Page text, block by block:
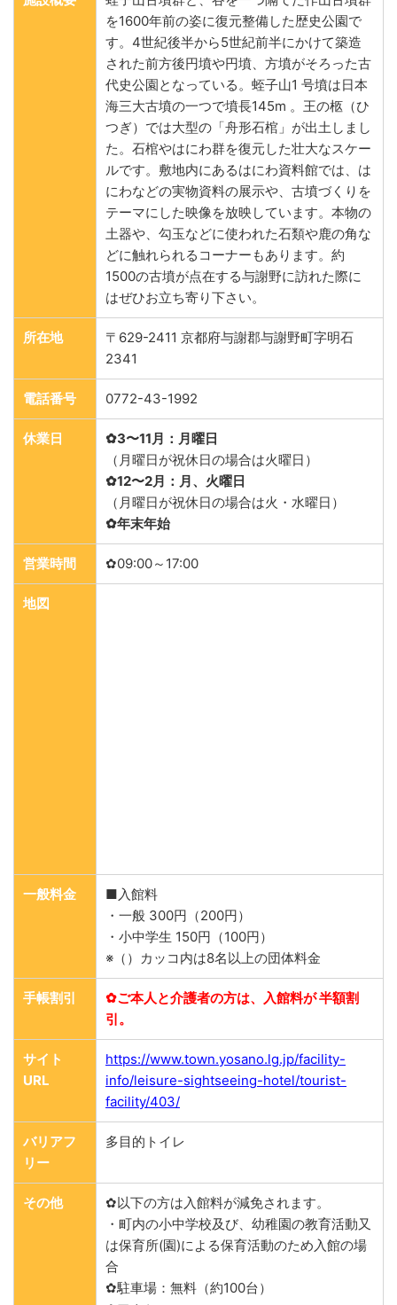
を1600年前の姿に復元整備した歴史公園で
す。4世紀後半から5世紀前半にかけて築造
された前方後円墳や円墳、方墳がそろった古
代史公園となっている。蛭子山1 号墳は日本
海三大古墳の一つで墳長145m 。王の柩（ひ
つぎ）では大型の「舟形石棺」が出土しまし
た。石棺やはにわ群を復元した壮大なスケー
ルです。敷地内にあるはにわ資料館では、は
にわなどの実物資料の展示や、古墳づくりを
テーマにした映像を放映しています。本物の
土器や、勾玉などに使われた石類や鹿の角な
どに触れられるコーナーもあります。約
1500の古墳が点在する与謝野に訪れた際に
はぜひお立ち寄り下さい。
所在地
〒629-2411 京都府与謝郡与謝野町字明石
2341
電話番号 0772-43-1992
休業日
✿3〜11月：月曜日
（月曜日が祝休日の場合は火曜日）
✿12〜2月：月、火曜日
（月曜日が祝休日の場合は火・水曜日）
✿年末年始
営業時間 ✿09:00～17:00
地図
一般料金
■入館料
・一般 300円（200円）
・小中学生 150円（100円）
※（）カッコ内は8名以上の団体料金
手帳割引
✿ご本人と介護者の方は、入館料が 半額割
引。
サイト
URL
https://www.town.yosano.lg.jp/facility-
info/leisure-sightseeing-hotel/tourist-
facility/403/
バリアフ
リー
多目的トイレ
その他
✿以下の方は入館料が減免されます。
・町内の小中学校及び、幼稚園の教育活動又
は保育所(園)による保育活動のため入館の場
合
✿駐車場：無料（約100台）